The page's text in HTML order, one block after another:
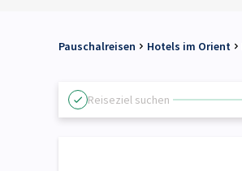
Pauschalreisen Hotels im Orient
Reiseziel suchen